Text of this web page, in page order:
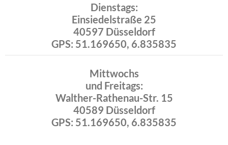
Dienstags:
Einsiedelstraße 25
40597 Düsseldorf
GPS: 51.169650, 6.835835
Mittwochs
und Freitags:
Walther-Rathenau-Str. 15
40589 Düsseldorf
GPS: 51.169650, 6.835835